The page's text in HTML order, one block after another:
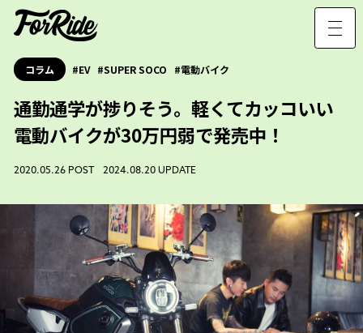
コラム EV SUPER SOCO 電動バイク
通勤通学が捗りそう。軽くてカッコいい
電動バイクが30万円弱で発売中！
2020.05.26 POST 2024.08.20 UPDATE